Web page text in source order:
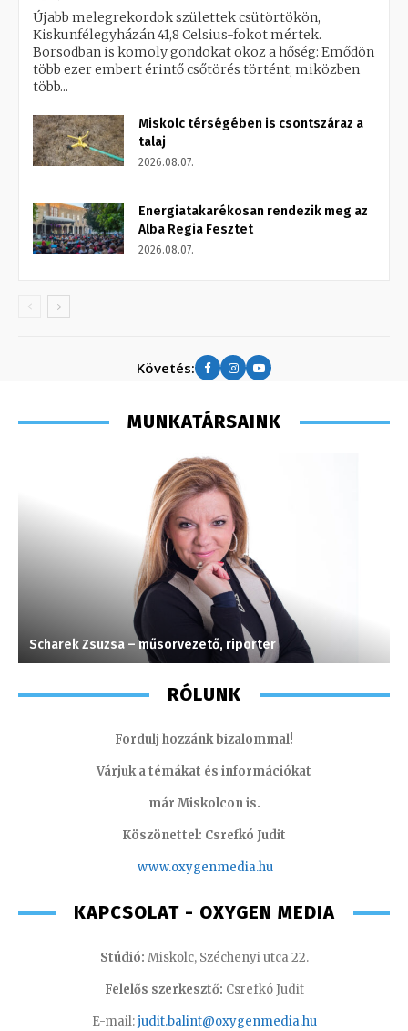
Újabb melegrekordok születtek csütörtökön,
Kiskunfélegyházán 41,8 Celsius-fokot mértek.
Borsodban is komoly gondokat okoz a hőség: Emődön
több ezer embert érintő csőtörés történt, miközben
több...
Miskolc térségében is csontszáraz a
talaj
2026.08.07.
Energiatakarékosan rendezik meg az
Alba Regia Fesztet
2026.08.07.
Követés:
MUNKATÁRSAINK
Scharek Zsuzsa – műsorvezető, riporter
RÓLUNK
Fordulj hozzánk bizalommal!
Várjuk a témákat és információkat
már Miskolcon is.
Köszönettel: Csrefkó Judit
www.oxygenmedia.hu
KAPCSOLAT - OXYGEN MEDIA
Stúdió: Miskolc, Széchenyi utca 22.
Felelős szerkesztő: Csrefkó Judit
E-mail:judit.balint@oxygenmedia.hu